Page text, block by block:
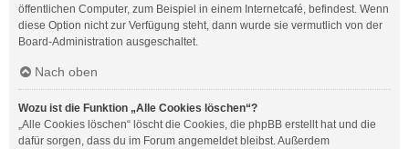
öffentlichen Computer, zum Beispiel in einem Internetcafé, befindest. Wenn
diese Option nicht zur Verfügung steht, dann wurde sie vermutlich von der
Board-Administration ausgeschaltet.
Nach oben
Wozu ist die Funktion „Alle Cookies löschen“?
„Alle Cookies löschen“ löscht die Cookies, die phpBB erstellt hat und die
dafür sorgen, dass du im Forum angemeldet bleibst. Außerdem